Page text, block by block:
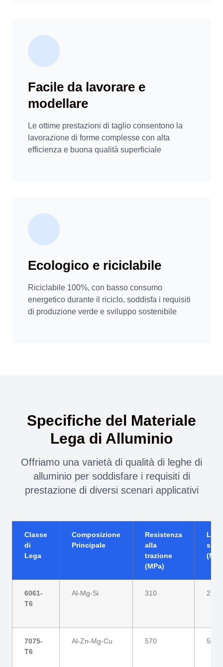
Facile da lavorare e
modellare
Le ottime prestazioni di taglio consentono la
lavorazione di forme complesse con alta
efficienza e buona qualità superficiale
Ecologico e riciclabile
Riciclabile 100%, con basso consumo
energetico durante il riciclo, soddisfa i requisiti
di produzione verde e sviluppo sostenibile
Specifiche del Materiale
Lega di Alluminio
Offriamo una varietà di qualità di leghe di
alluminio per soddisfare i requisiti di
prestazione di diversi scenari applicativi
Classe
di
Lega
Composizione
Principale
Resistenza
alla
trazione
(MPa)
6061-
T6
Al-Mg-Si 310 275
7075-
T6
Al-Zn-Mg-Cu 570 505